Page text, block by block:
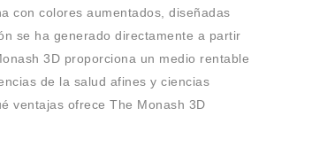
con colores aumentados, diseñadas
se ha generado directamente a partir
3D proporciona un medio rentable
de la salud afines y ciencias
ventajas ofrece The Monash 3D